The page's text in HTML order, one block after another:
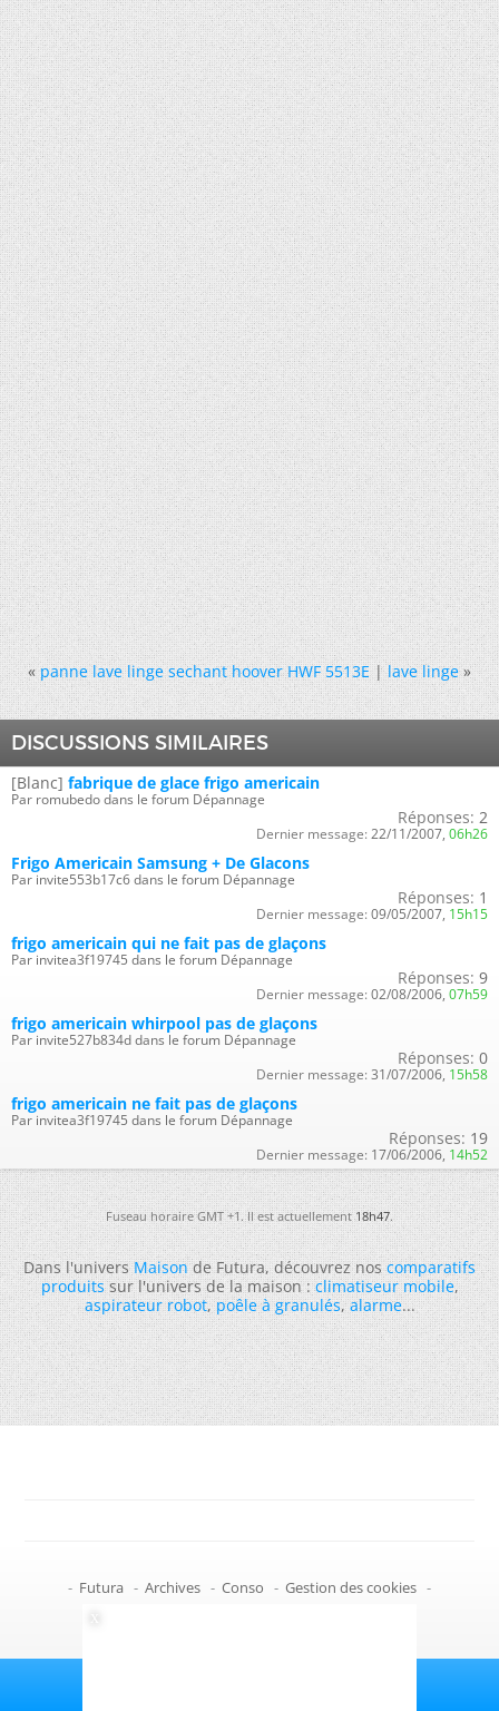
« panne lave linge sechant hoover HWF 5513E|lave linge »
DISCUSSIONS SIMILAIRES
[Blanc] fabrique de glace frigo americain
Par romubedo dans le forum Dépannage
Réponses: 2
Dernier message: 22/11/2007, 06h26
Frigo Americain Samsung + De Glacons
Par invite553b17c6 dans le forum Dépannage
Réponses: 1
Dernier message: 09/05/2007, 15h15
frigo americain qui ne fait pas de glaçons
Par invitea3f19745 dans le forum Dépannage
Réponses: 9
Dernier message: 02/08/2006, 07h59
frigo americain whirpool pas de glaçons
Par invite527b834d dans le forum Dépannage
Réponses: 0
Dernier message: 31/07/2006, 15h58
frigo americain ne fait pas de glaçons
Par invitea3f19745 dans le forum Dépannage
Réponses: 19
Dernier message: 17/06/2006, 14h52
Fuseau horaire GMT +1. Il est actuellement18h47.
Dans l'universMaisonde Futura, découvrez noscomparatifs
produitssur l'univers de la maison :climatiseur mobile,
aspirateur robot,poêle à granulés,alarme...
- Futura - Archives - Conso - Gestion des cookies -